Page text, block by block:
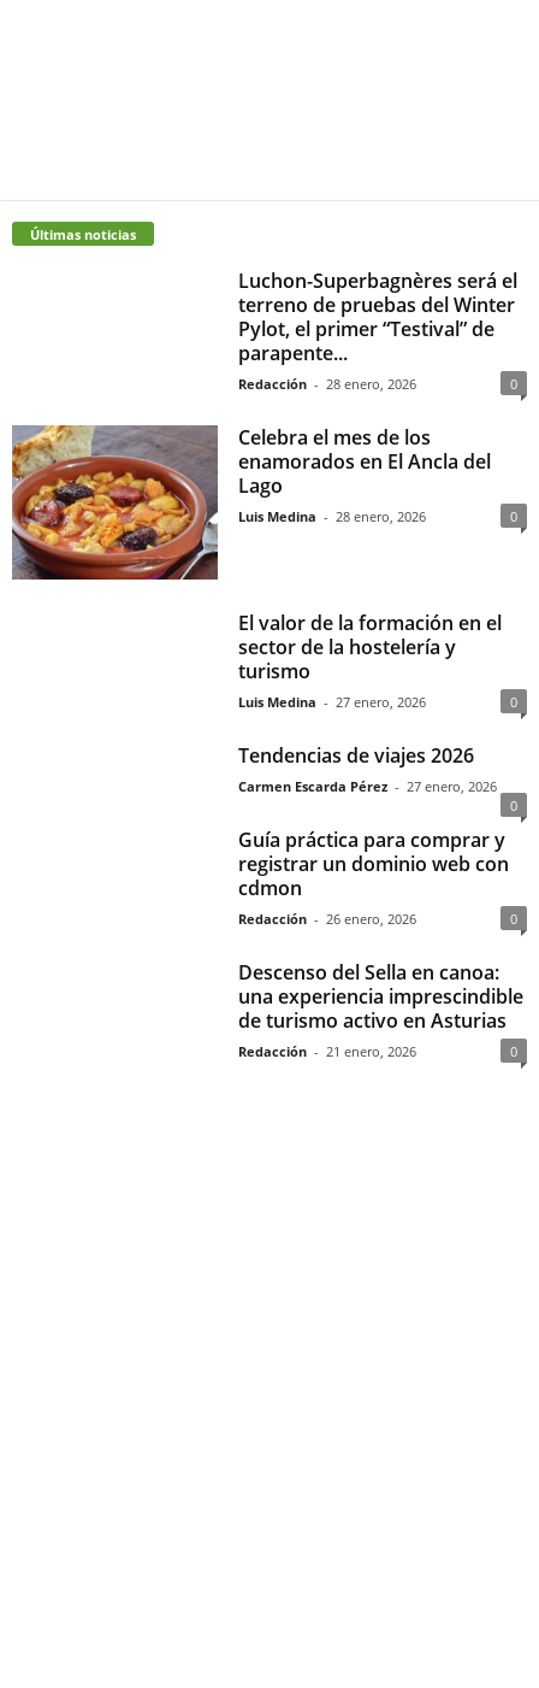
Últimas noticias
Luchon-Superbagnères será el
terreno de pruebas del Winter
Pylot, el primer “Testival” de
parapente...
Redacción - 28 enero, 2026 0
Celebra el mes de los
enamorados en El Ancla del
Lago
Luis Medina - 28 enero, 2026 0
El valor de la formación en el
sector de la hostelería y
turismo
Luis Medina - 27 enero, 2026 0
Tendencias de viajes 2026
Carmen Escarda Pérez - 27 enero, 2026
0
Guía práctica para comprar y
registrar un dominio web con
cdmon
Redacción - 26 enero, 2026 0
Descenso del Sella en canoa:
una experiencia imprescindible
de turismo activo en Asturias
Redacción - 21 enero, 2026 0